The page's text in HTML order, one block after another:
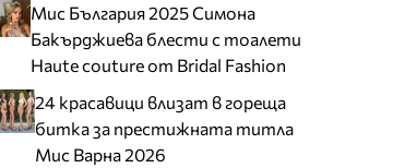
Мис България 2025 Симона
Бакърджиева блести с тоалети
Haute couture от Bridal Fashion
24 красавици влизат в гореща
битка за престижната титла
Мис Варна 2026